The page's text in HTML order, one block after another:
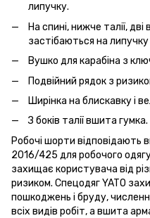
липучку.
На спині, нижче талії,
застібаються на липучку
Вушко для карабіна з
Подвійний рядок з
Ширінка на блискавку і
З боків талії вшита гумка.
Робочі шорти відповідають
2016/425 для робочого одягу
захищає користувача від
ризиком. Спецодяг YATO
пошкоджень і бруду,
всіх видів робіт, а вшита